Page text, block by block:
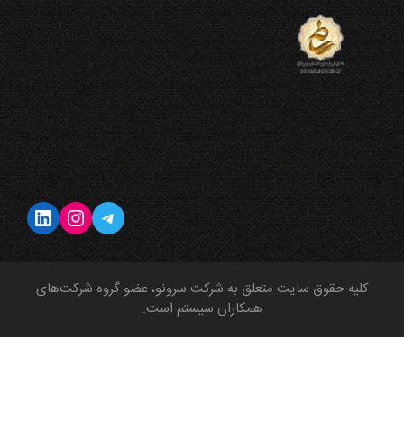
تلگراماینستاگرم
لینکداین
کلیه حقوق سایت متعلق به شرکت سرونو، عضو گروه شرکت‌های
همکاران سیستم است.